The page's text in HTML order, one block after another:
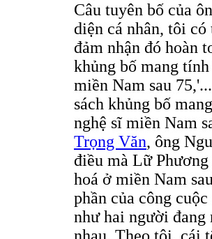
Câu tuyên bố của
diện cá nhân, tôi
đảm nhận đó hoàn
khủng bố mang
miền Nam sau
sách khủng bố
nghệ sĩ miền Nam
Trọng Văn, ông
điều mà Lữ
hoá ở miền Nam
phần của công
như hai người